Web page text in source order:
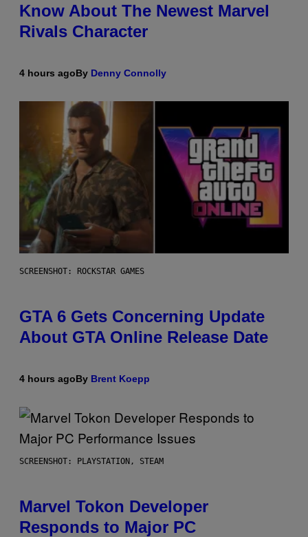
Know About The Newest Marvel
Rivals Character
4 hours agoBy Denny Connolly
SCREENSHOT: ROCKSTAR GAMES
GTA 6 Gets Concerning Update
About GTA Online Release Date
4 hours agoBy Brent Koepp
SCREENSHOT: PLAYSTATION, STEAM
Marvel Tokon Developer
Responds to Major PC